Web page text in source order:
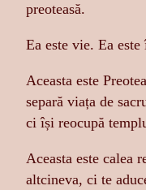
preoteasă.
Ea este vie. Ea
Aceasta este
separă viața de
ci își reocupă
Aceasta este calea
altcineva, ci te